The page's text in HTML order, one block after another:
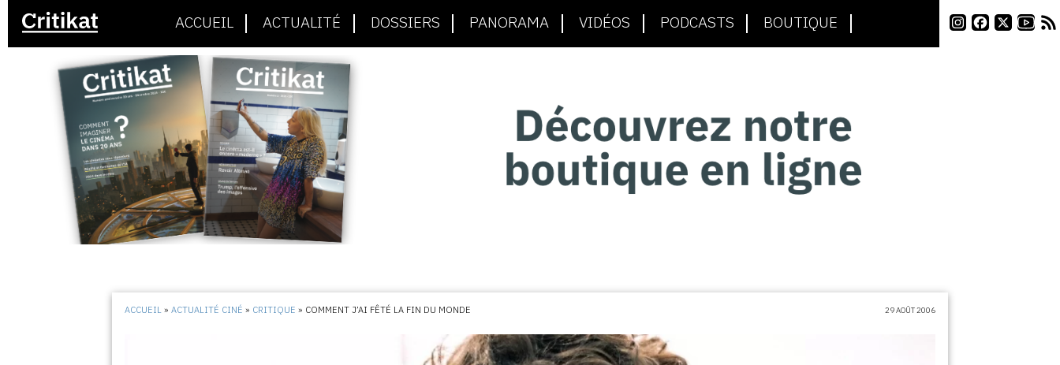
ACCUEIL ACTUALITÉ DOSSIERS PANORAMA VIDÉOS PODCASTS BOUTIQUE
ACCUEIL »ACTUALITÉ CINÉ » CRITIQUE » COMMENT J’AI FÊTÉ LA FIN DU MONDE 29 AOÛT 2006